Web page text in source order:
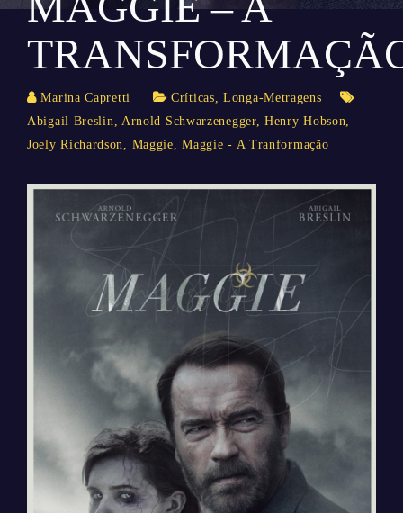
Marina Capretti Críticas,Longa-Metragens
Abigail Breslin, Arnold Schwarzenegger,Henry Hobson,
Joely Richardson, Maggie,Maggie - A Tranformação